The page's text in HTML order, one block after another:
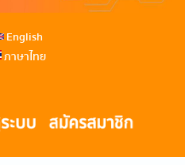
English
ภาษาไทย